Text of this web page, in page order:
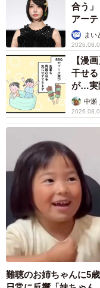
悩むマッキーに、容赦な
合う
アー
まい
【漫
干せ
が…実
中瀬
難聴のお姉ちゃんに5